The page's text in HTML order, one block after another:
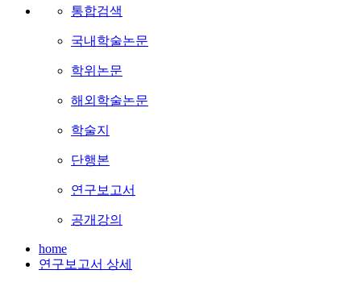
통합검색
국내학술논문
학위논문
해외학술논문
학술지
단행본
연구보고서
공개강의
home
연구보고서 상세